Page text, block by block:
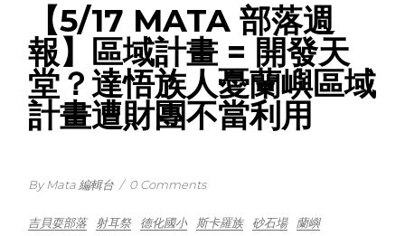
【5/17 MATA 部落週
報】區域計畫 = 開發天
堂？達悟族人憂蘭嶼區域
計畫遭財團不當利用
By Mata 編輯台 / 0 Comments
吉貝耍部落 射耳祭 德化國小 斯卡羅族 砂石場
蘭嶼